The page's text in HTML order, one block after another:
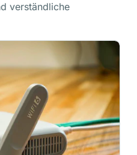
verständliche